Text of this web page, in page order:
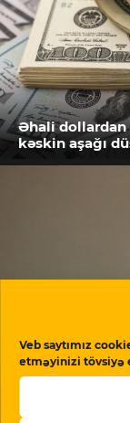
Veb saytımız
etməyinizi tövsiyə
Əhali dollardan
kəskin aşağı
15 sutkalıq